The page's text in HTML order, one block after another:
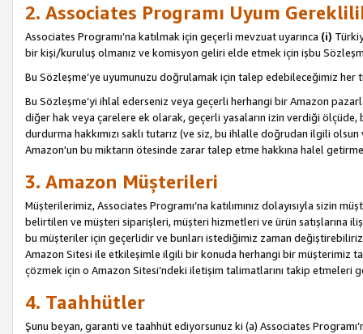
2. Associates Programı Uyum
Associates Programı’na katılmak için geçerli mevzuat uyarınca (i)
bir kişi/kuruluş olmanız ve komisyon geliri elde etmek için işbu
Bu Sözleşme’ye uyumunuzu doğrulamak için talep edebileceğimiz
Bu Sözleşme’yi ihlal ederseniz veya geçerli herhangi bir Amazon
diğer hak veya çarelere ek olarak, geçerli yasaların izin verdiği
durdurma hakkımızı saklı tutarız (ve siz, bu ihlalle doğrudan ilgili
Amazon'un bu miktarın ötesinde zarar talep etme hakkına halel
3. Amazon Müşterileri
Müşterilerimiz, Associates Programı’na katılımınız dolayısıyla sizin
belirtilen ve müşteri siparişleri, müşteri hizmetleri ve ürün satışlarına
bu müşteriler için geçerlidir ve bunları istediğimiz zaman
Amazon Sitesi ile etkileşimle ilgili bir konuda herhangi bir müşterimiz
çözmek için o Amazon Sitesi’ndeki iletişim talimatlarını takip etmeleri
4. Taahhütler
Şunu beyan, garanti ve taahhüt ediyorsunuz ki (a) Associates